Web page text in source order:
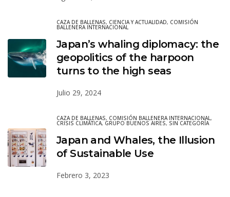
CAZA DE BALLENAS, CIENCIA Y ACTUALIDAD, COMISIÓN
BALLENERA INTERNACIONAL
Japan’s whaling diplomacy: the
geopolitics of the harpoon
turns to the high seas
Julio 29, 2024
CAZA DE BALLENAS, COMISIÓN BALLENERA INTERNACIONAL,
CRISIS CLIMÁTICA, GRUPO BUENOS AIRES, SIN CATEGORÍA
Japan and Whales, the Illusion
of Sustainable Use
Febrero 3, 2023